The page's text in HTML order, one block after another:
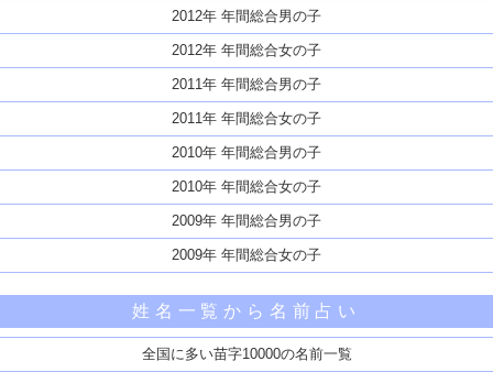
2012年 年間総合男の子
2012年 年間総合女の子
2011年 年間総合男の子
2011年 年間総合女の子
2010年 年間総合男の子
2010年 年間総合女の子
2009年 年間総合男の子
2009年 年間総合女の子
姓名一覧から名前占い
全国に多い苗字10000の名前一覧